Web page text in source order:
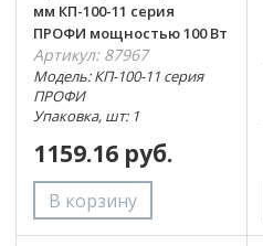
мм КП-100-11 серия
ПРОФИ мощностью 100 Вт
Артикул: 87967
Модель: КП-100-11 серия
ПРОФИ
Упаковка, шт: 1
1159.16 руб.